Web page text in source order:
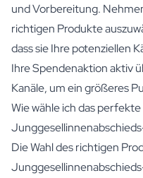
und Vorbereitung.
richtigen Produkte
dass sie Ihre potenziellen
Ihre Spendenaktion aktiv
Kanäle, um ein größeres
Wie wähle ich das
Die Wahl des richtigen